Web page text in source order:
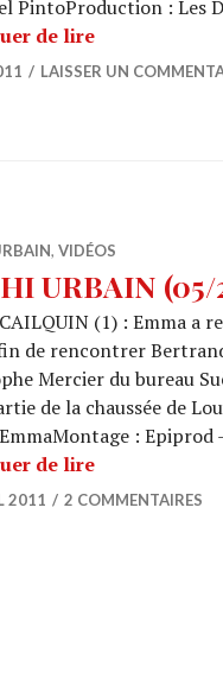
PintoProduction : Les
de lireARCHI
LAISSER UN
, VIDÉOS
URBAIN
(1) : Emma a
de rencontrer
Mercier du bureau
de la chaussée de
:
de lireARCHI
2011 2 COMMENTAIRES